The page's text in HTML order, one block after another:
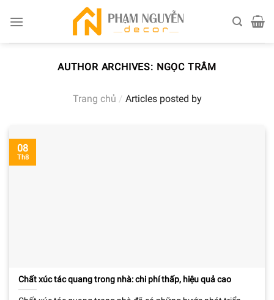
AUTHOR ARCHIVES: NGỌC TRÂM
Trang chủ / Articles posted by
Chất xúc tác quang trong nhà: chi phí thấp, hiệu quả cao
08
Th8